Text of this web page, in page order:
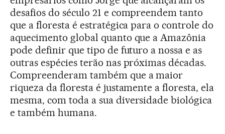
desafios do século 21 e compreendem tanto
que a floresta é estratégica para o controle do
aquecimento global quanto que a Amazônia
pode definir que tipo de futuro a nossa e as
outras espécies terão nas próximas décadas.
Compreenderam também que a maior
riqueza da floresta é justamente a floresta, ela
mesma, com toda a sua diversidade biológica
e também humana.